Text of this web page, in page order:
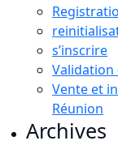
s’inscrire
Validation
Vente et
Réunion
Archives